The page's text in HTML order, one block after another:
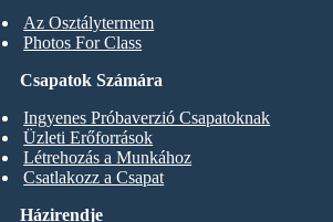
Az Osztálytermem
Photos For Class
Csapatok Számára
Ingyenes Próbaverzió Csapatoknak
Üzleti Erőforrások
Létrehozás a Munkához
Csatlakozz a Csapat
Házirendje